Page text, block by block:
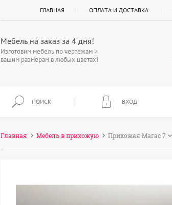
ГЛАВНАЯ ОПЛАТА И ДОСТАВКА
Мебель на заказ за 4 дня!
Изготовим мебель по чертежам и
вашим размерам в любых цветах!
ПОИСК ВХОД
Главная Мебель в прихожую Прихожая Магас 7